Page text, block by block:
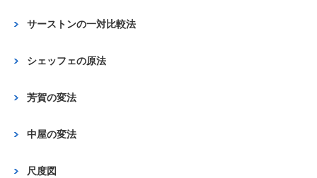
k
サーストンの一対比較法
シェッフェの原法
芳賀の変法
中屋の変法
尺度図